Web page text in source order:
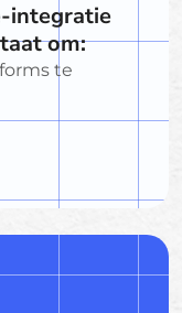
integratie
om:
te